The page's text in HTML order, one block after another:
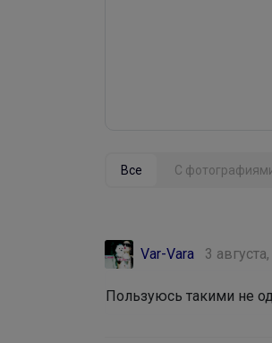
Все С
Var-Vara 3
Пользуюсь такими не